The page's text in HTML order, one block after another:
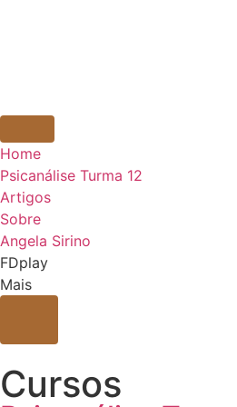
Home
Psicanálise Turma 12
Artigos
Sobre
Angela Sirino
FDplay
Mais
Cursos